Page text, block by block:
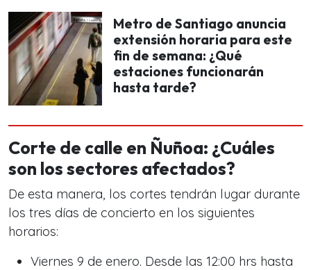
Metro de Santiago anuncia
extensión horaria para este
fin de semana: ¿Qué
estaciones funcionarán
hasta tarde?
Corte de calle en Ñuñoa: ¿Cuáles
son los sectores afectados?
De esta manera, los cortes tendrán lugar durante
los tres días de concierto en los siguientes
horarios:
Viernes 9 de enero. Desde las 12:00 hrs hasta